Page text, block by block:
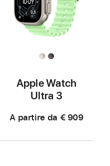
Apple Watch
Ultra 3
A partire da € 909